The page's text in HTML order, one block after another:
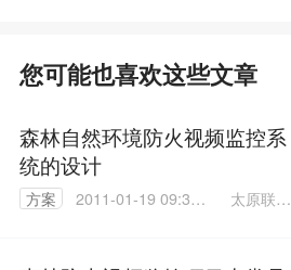
您可能也喜欢这些文章
森林自然环境防火视频监控系
统的设计
方案
2011-01-19 09:32:
太原联合